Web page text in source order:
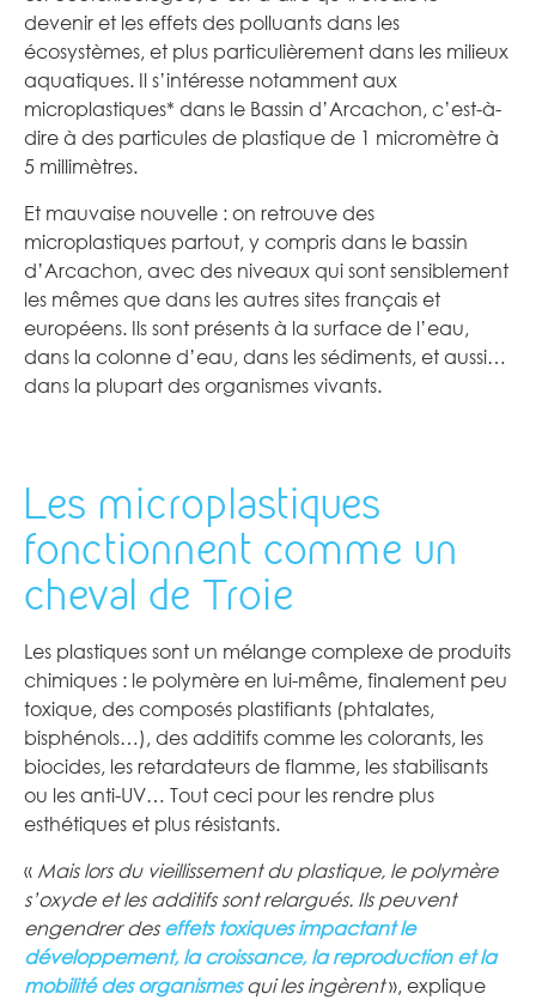
devenir et les effets des polluants dans les
écosystèmes, et plus particulièrement dans les milieux
aquatiques. Il s’intéresse notamment aux
microplastiques* dans le Bassin d’Arcachon, c’est-à-
dire à des particules de plastique de 1 micromètre à
5 millimètres.
Et mauvaise nouvelle : on retrouve des
microplastiques partout, y compris dans le bassin
d’Arcachon, avec des niveaux qui sont sensiblement
les mêmes que dans les autres sites français et
européens. Ils sont présents à la surface de l’eau,
dans la colonne d’eau, dans les sédiments, et aussi…
dans la plupart des organismes vivants.
Les microplastiques
fonctionnent comme un
cheval de Troie
Les plastiques sont un mélange complexe de produits
chimiques : le polymère en lui-même, finalement peu
toxique, des composés plastifiants (phtalates,
bisphénols…), des additifs comme les colorants, les
biocides, les retardateurs de flamme, les stabilisants
ou les anti-UV… Tout ceci pour les rendre plus
esthétiques et plus résistants.
« Mais lors du vieillissement du plastique, le polymère
s’oxyde et les additifs sont relargués. Ils peuvent
engendrer deseffets toxiques impactant le
développement, la croissance, la reproduction et la
mobilité des organismesqui les ingèrent», explique